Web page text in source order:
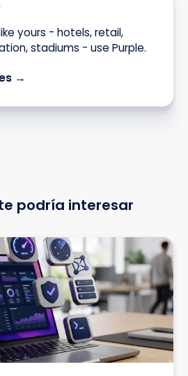
yours - hotels, retail,
stadiums - use Purple.
→
podría interesar